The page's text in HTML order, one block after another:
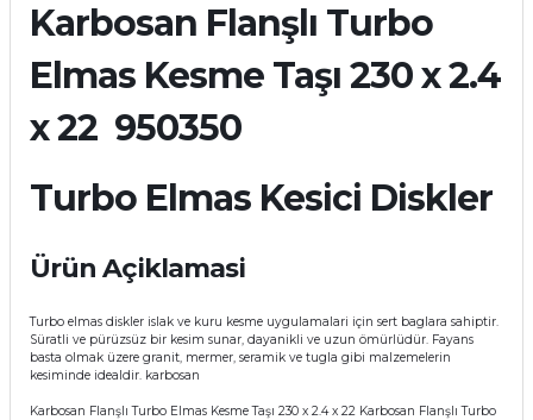
Karbosan Flanşlı Turbo
Elmas Kesme Taşı 230 x 2.4
x 22 950350
Turbo Elmas Kesici Diskler
Ürün Açiklamasi
Turbo elmas diskler islak ve kuru kesme uygulamalari için sert baglara sahiptir.
Süratli ve pürüzsüz bir kesim sunar, dayanikli ve uzun ömürlüdür. Fayans
basta olmak üzere granit, mermer, seramik ve tugla gibi malzemelerin
kesiminde idealdir. karbosan
Karbosan Flanşlı Turbo Elmas Kesme Taşı 230 x 2.4 x 22 Karbosan Flanşlı Turbo